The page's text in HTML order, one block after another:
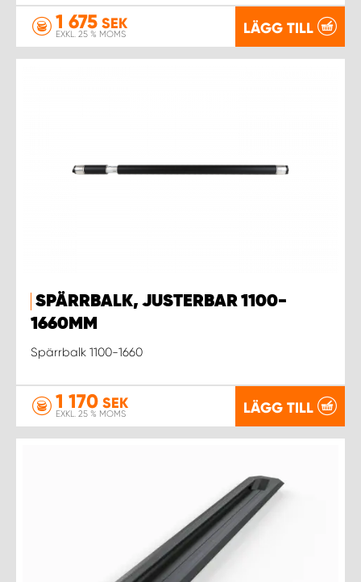
1 675 SEK
EXKL. 25 % MOMS LÄGG TILL
SPÄRRBALK, JUSTERBAR 1100-
1660MM
Spärrbalk 1100-1660
1 170 SEK
EXKL. 25 % MOMS LÄGG TILL